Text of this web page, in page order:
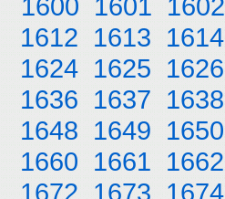
1600 1601 1602
1612 1613 1614
1624 1625 1626
1636 1637 1638
1648 1649 1650
1660 1661 1662
1672 1673 1674